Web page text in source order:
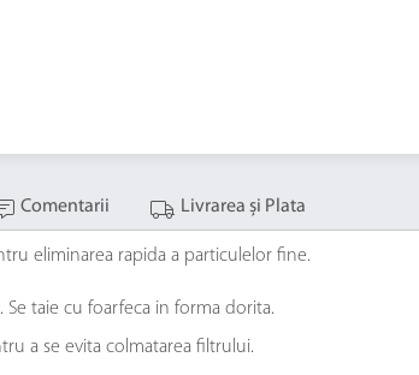
Comentarii Livrarea și Plata
eliminarea rapida a particulelor fine.
taie cu foarfeca in forma dorita.
a se evita colmatarea filtrului.